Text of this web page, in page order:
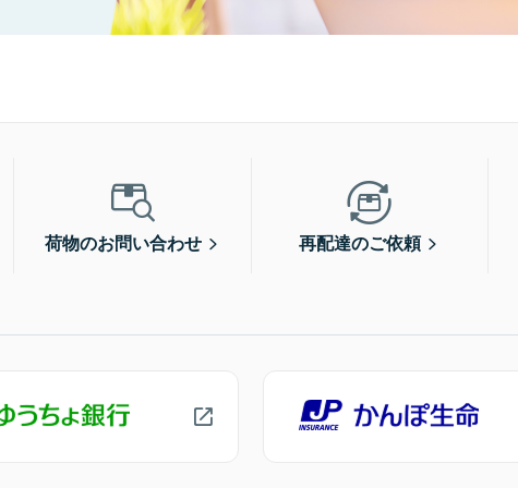
荷物のお問い合わせ 再配達のご依頼